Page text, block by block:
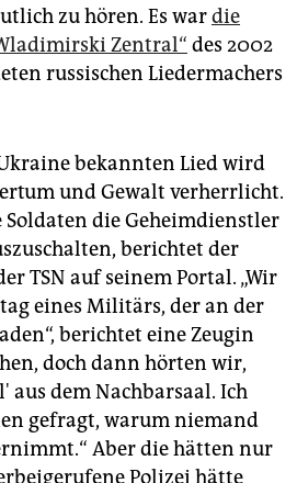
zu hören. Es wardie
Zentral“ des 2002
russischen Liedermachers
bekannten Lied wird
und Gewalt verherrlicht.
die Geheimdienstler
berichtet der
TSN auf seinem Portal. „Wir
eines Militärs, der an der
berichtet eine Zeugin
doch dann hörten wir,
dem Nachbarsaal. Ich
gefragt, warum niemand
Aber die hätten nur
Polizei hätte